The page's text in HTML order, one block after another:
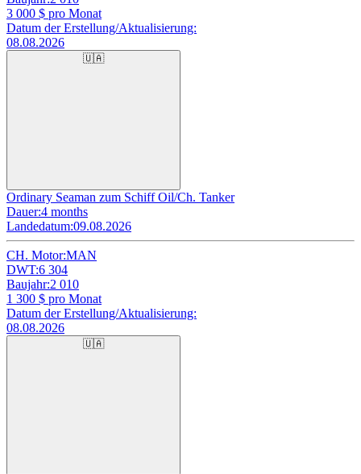
3 000 $ pro Monat
Datum der Erstellung/Aktualisierung:
08.08.2026
🇺🇦
Ordinary Seaman zum Schiff Oil/Ch. Tanker
Dauer:4 months
Landedatum:09.08.2026
CH. Motor:MAN
DWT:6 304
Baujahr:2 010
1 300 $ pro Monat
Datum der Erstellung/Aktualisierung:
08.08.2026
🇺🇦